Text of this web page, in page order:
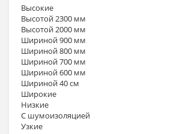
Высокие
Высотой 2300 мм
Высотой 2000 мм
Шириной 900 мм
Шириной 800 мм
Шириной 700 мм
Шириной 600 мм
Шириной 40 см
Широкие
Низкие
С шумоизоляцией
Узкие